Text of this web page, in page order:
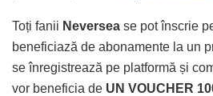
Toți fanii Neversea se pot înscrie
beneficiază de abonamente la un
se înregistrează pe platformă și
vor beneficia de UN VOUCHER